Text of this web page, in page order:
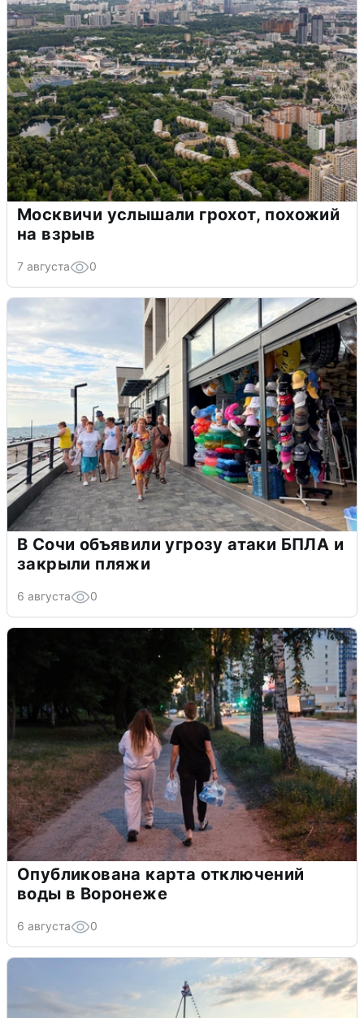
Москвичи услышали грохот, похожий
на взрыв
7 августа 0
В Сочи объявили угрозу атаки БПЛА и
закрыли пляжи
6 августа 0
Опубликована карта отключений
воды в Воронеже
6 августа 0